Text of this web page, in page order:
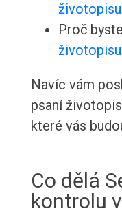
životopisu
Proč
životopisu
Navíc vám
psaní
které vás
Co dělá
kontrolu